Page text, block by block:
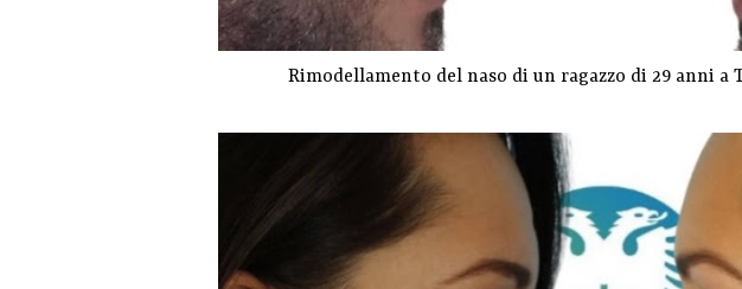
Rimodellamento del naso di un ragazzo di 29 anni a